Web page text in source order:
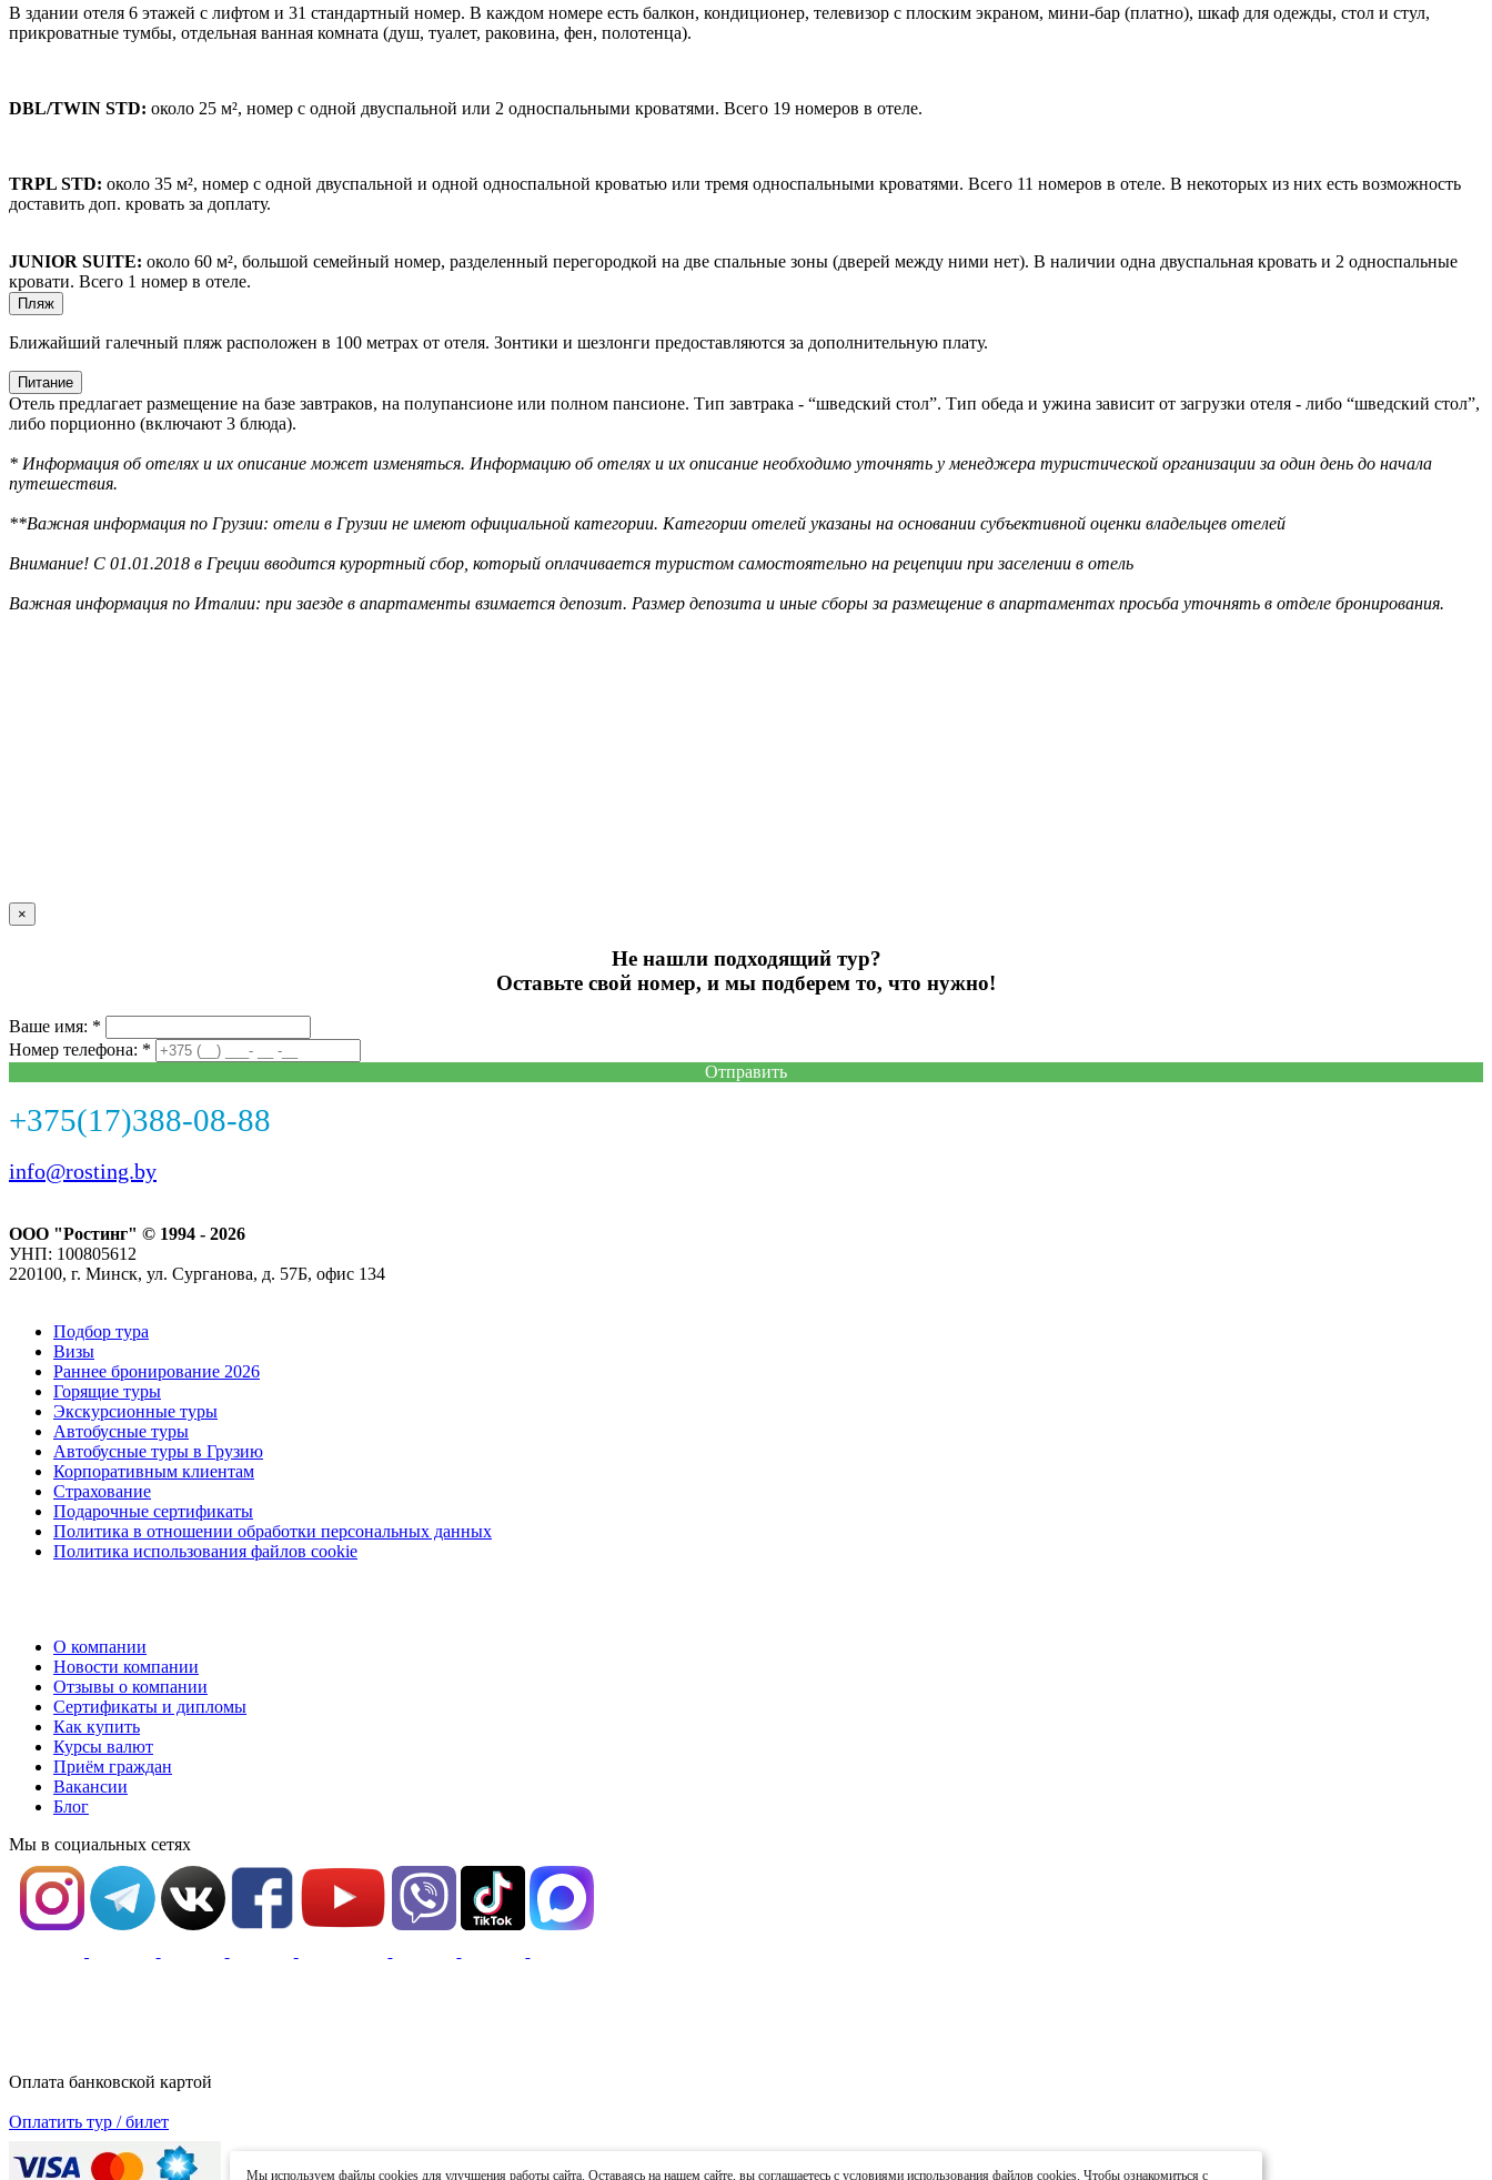
Мы используем файлы cookies для улучшения работы сайта. Оставаясь на нашем сайте, вы соглашаетесь с условиями использования файлов cookies. Чтобы ознакомиться с
В здании отеля 6 этажей с лифтом и 31 стандартный номер. В каждом номере есть балкон, кондиционер, телевизор с плоским экраном, мини-бар (платно), шкаф для одежды, стол и стул,
прикроватные тумбы, отдельная ванная комната (душ, туалет, раковина, фен, полотенца).
DBL/TWIN STD: около 25 м², номер с одной двуспальной или 2 односпальными кроватями. Всего 19 номеров в отеле.
TRPL STD: около 35 м², номер с одной двуспальной и одной односпальной кроватью или тремя односпальными кроватями. Всего 11 номеров в отеле. В некоторых из них есть возможность
доставить доп. кровать за доплату.
JUNIOR SUITE: около 60 м², большой семейный номер, разделенный перегородкой на две спальные зоны (дверей между ними нет). В наличии одна двуспальная кровать и 2 односпальные
кровати. Всего 1 номер в отеле.
Пляж
Ближайший галечный пляж расположен в 100 метрах от отеля. Зонтики и шезлонги предоставляются за дополнительную плату.
Питание
Отель предлагает размещение на базе завтраков, на полупансионе или полном пансионе. Тип завтрака - “шведский стол”. Тип обеда и ужина зависит от загрузки отеля - либо “шведский стол”,
либо порционно (включают 3 блюда).
* Информация об отелях и их описание может изменяться. Информацию об отелях и их описание необходимо уточнять у менеджера туристической организации за один день до начала
путешествия.
**Важная информация по Грузии: отели в Грузии не имеют официальной категории. Категории отелей указаны на основании субъективной оценки владельцев отелей
Внимание! С 01.01.2018 в Греции вводится курортный сбор, который оплачивается туристом самостоятельно на рецепции при заселении в отель
Важная информация по Италии: при заезде в апартаменты взимается депозит. Размер депозита и иные сборы за размещение в апартаментах просьба уточнять в отделе бронирования.
×
Не нашли подходящий тур?
Оставьте свой номер, и мы подберем то, что нужно!
Ваше имя: *
Номер телефона: *
Отправить
+375(17)388-08-88
info@rosting.by
ООО "Ростинг" © 1994 - 2026
УНП: 100805612
220100, г. Минск, ул. Сурганова, д. 57Б, офис 134
Подбор тура
Визы
Раннее бронирование 2026
Горящие туры
Экскурсионные туры
Автобусные туры
Автобусные туры в Грузию
Корпоративным клиентам
Страхование
Подарочные сертификаты
Политика в отношении обработки персональных данных
Политика использования файлов cookie
О компании
Новости компании
Отзывы о компании
Сертификаты и дипломы
Как купить
Курсы валют
Приём граждан
Вакансии
Блог
Мы в социальных сетях
Оплата банковской картой
Оплатить тур / билет